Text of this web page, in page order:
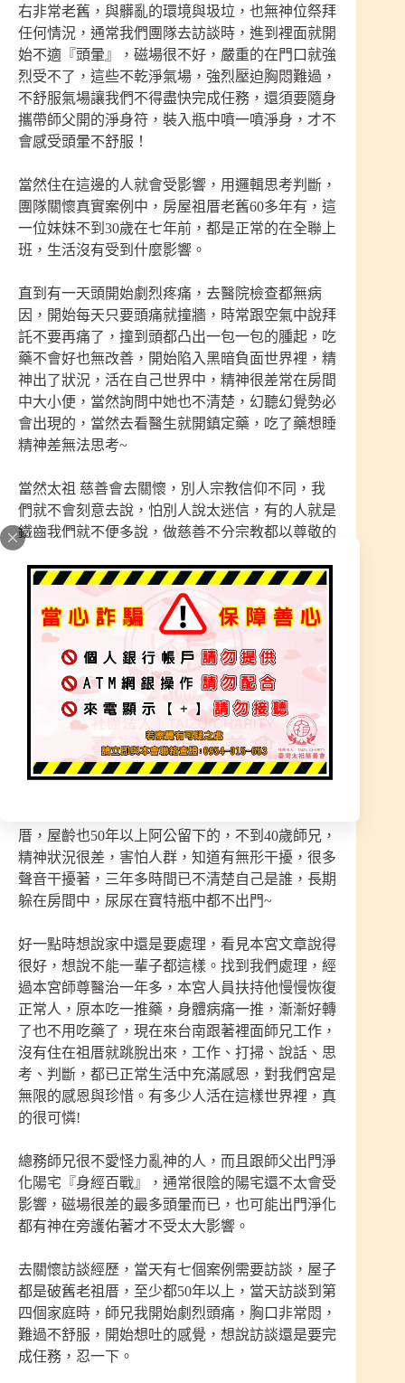
右非常老舊，與髒亂的環境與圾垃，也無神位祭拜
任何情況，通常我們團隊去訪談時，進到裡面就開
始不適『頭暈』，磁場很不好，嚴重的在門口就強
烈受不了，這些不乾淨氣場，強烈壓迫胸悶難過，
不舒服氣場讓我們不得盡快完成任務，還須要隨身
攜帶師父開的淨身符，裝入瓶中噴一噴淨身，才不
會感受頭暈不舒服！
當然住在這邊的人就會受影響，用邏輯思考判斷，
團隊關懷真實案例中，房屋祖厝老舊60多年有，這
一位妹妹不到30歲在七年前，都是正常的在全聯上
班，生活沒有受到什麼影響。
直到有一天頭開始劇烈疼痛，去醫院檢查都無病
因，開始每天只要頭痛就撞牆，時常跟空氣中說拜
託不要再痛了，撞到頭都凸出一包一包的腫起，吃
藥不會好也無改善，開始陷入黑暗負面世界裡，精
神出了狀況，活在自己世界中，精神很差常在房間
中大小便，當然詢問中她也不清楚，幻聽幻覺勢必
會出現的，當然去看醫生就開鎮定藥，吃了藥想睡
精神差無法思考~
當然太祖 慈善會去關懷，別人宗教信仰不同，我
們就不會刻意去說，怕別人說太迷信，有的人就是
鐵齒我們就不便多說，做慈善不分宗教都以尊敬的
心態，尊重任何宗教！
看見了這案例當下我們就知道，這屋子非常陰，當
然年經時元神還是旺時是不受嚴重影響，通常只會
運差，當有天元神衰弱時體質轉變了，影響久了頻
率與陰靈相同時，這時身體開始受到影響，這時就
醫是無效果的，全身檢查也都說正常，但就是會不
舒服，當這黃金時期沒有更厲害的神明醫治，影響
嚴重時開始精神不佳、自言自語、幻覺、幻聽、不
清楚自己、封閉、活在自己世界、大小便在自己房
間，要救回來就很難~
厝，屋齡也50年以上阿公留下的，不到40歲師兄，
精神狀況很差，害怕人群，知道有無形干擾，很多
聲音干擾著，三年多時間已不清楚自己是誰，長期
躲在房間中，尿尿在寶特瓶中都不出門~
好一點時想說家中還是要處理，看見本宮文章說得
很好，想說不能一輩子都這樣。找到我們處理，經
過本宮師尊醫治一年多，本宮人員扶持他慢慢恢復
正常人，原本吃一推藥，身體病痛一推，漸漸好轉
了也不用吃藥了，現在來台南跟著裡面師兄工作，
沒有住在祖厝就跳脫出來，工作、打掃、說話、思
考、判斷，都已正常生活中充滿感恩，對我們宮是
無限的感恩與珍惜。有多少人活在這樣世界裡，真
的很可憐!
總務師兄很不愛怪力亂神的人，而且跟師父出門淨
化陽宅『身經百戰』，通常很陰的陽宅還不太會受
影響，磁場很差的最多頭暈而已，也可能出門淨化
都有神在旁護佑著才不受太大影響。
去關懷訪談經歷，當天有七個案例需要訪談，屋子
都是破舊老祖厝，至少都50年以上，當天訪談到第
四個家庭時，師兄我開始劇烈頭痛，胸口非常悶，
難過不舒服，開始想吐的感覺，想說訪談還是要完
成任務，忍一下。